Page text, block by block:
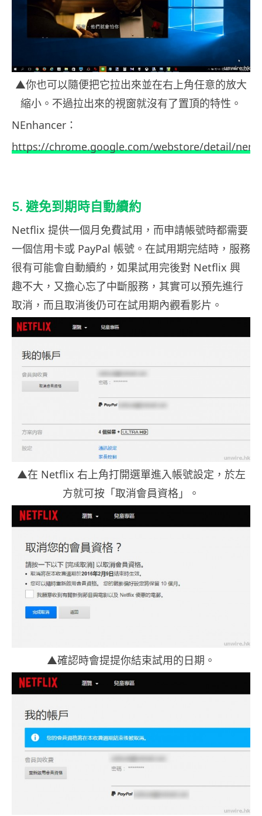
▲你也可以隨便把它拉出來並在右上角任意的放大
縮小。不過拉出來的視窗就沒有了置頂的特性。
NEnhancer：
https://chrome.google.com/webstore/detail/
5. 避免到期時自動續約
Netflix 提供一個月免費試用，而申請帳號時都需要
一個信用卡或 PayPal 帳號。在試用期完結時，服務
很有可能會自動續約，如果試用完後對 Netflix 興
趣不大，又擔心忘了中斷服務，其實可以預先進行
取消，而且取消後仍可在試用期內觀看影片。
▲在 Netflix 右上角打開選單進入帳號設定，於左
方就可按「取消會員資格」。
▲確認時會提提你結束試用的日期。